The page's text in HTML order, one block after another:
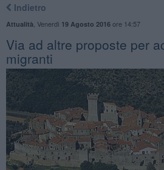
Indietro
Attualità Venerdì 19 Agosto 2016ore 14:57
Via ad altre proposte per
migranti